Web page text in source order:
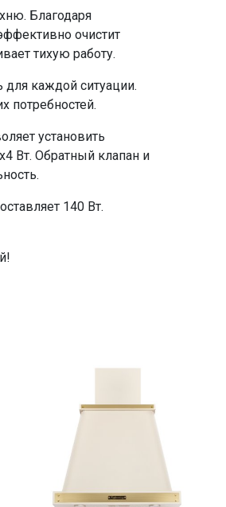
Благодаря
очистит
тихую работу.
каждой ситуации.
потребностей.
установить
Вт. Обратный клапан и
140 Вт.